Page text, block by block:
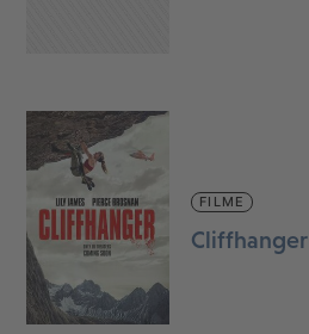
FILME
Cliffhanger